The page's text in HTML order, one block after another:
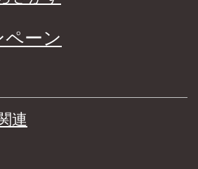
ーン
連